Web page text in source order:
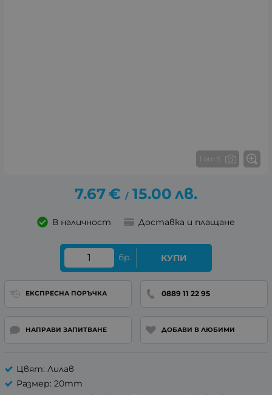
1 от 5
7.67€ / 15.00 лв.
В наличност Доставка и плащане
бр. КУПИ
ЕКСПРЕСНА ПОРЪЧКА 0889 11 22 95
НАПРАВИ ЗАПИТВАНЕ ДОБАВИ В ЛЮБИМИ
Цвят: Лилав
Размер: 20mm